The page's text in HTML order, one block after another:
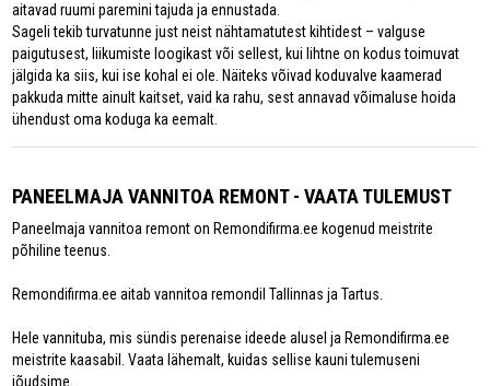
aitavad ruumi paremini tajuda ja ennustada.
Sageli tekib turvatunne just neist nähtamatutest kihtidest – valguse
paigutusest, liikumiste loogikast või sellest, kui lihtne on kodus toimuvat
jälgida ka siis, kui ise kohal ei ole. Näiteks võivad koduvalve kaamerad
pakkuda mitte ainult kaitset, vaid ka rahu, sest annavad võimaluse hoida
ühendust oma koduga ka eemalt.
PANEELMAJA VANNITOA REMONT - VAATA TULEMUST
Paneelmaja vannitoa remont on Remondifirma.ee kogenud meistrite
põhiline teenus.
Remondifirma.ee aitab vannitoa remondil Tallinnas ja Tartus.
Hele vannituba, mis sündis perenaise ideede alusel ja Remondifirma.ee
meistrite kaasabil. Vaata lähemalt, kuidas sellise kauni tulemuseni
jõudsime.